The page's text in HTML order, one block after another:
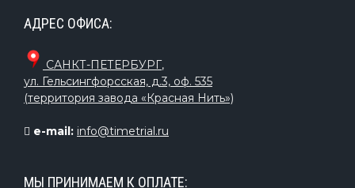
АДРЕС ОФИСА:
САНКТ-ПЕТЕРБУРГ,
ул. Гельсингфорсская, д.3, оф. 535
(территория завода «Красная Нить»)
e-mail: info@timetrial.ru
МЫ ПРИНИМАЕМ К ОПЛАТЕ: